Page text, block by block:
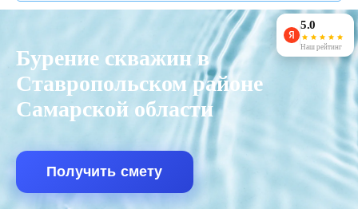
5.0
Наш рейтинг
Бурение скважин в
Ставропольском районе
Самарской области
Получить смету